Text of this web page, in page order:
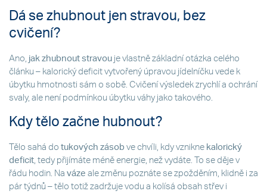
Dá se zhubnout jen stravou, bez
cvičení?
Ano, jak zhubnout stravou je vlastně základní otázka celého
článku – kalorický deficit vytvořený úpravou jídelníčku vede k
úbytku hmotnosti sám o sobě. Cvičení výsledek zrychlí a ochrání
svaly, ale není podmínkou úbytku váhy jako takového.
Kdy tělo začne hubnout?
Tělo sahá do tukových zásob ve chvíli, kdy vznikne kalorický
deficit , tedy přijímáte méně energie, než vydáte. To se děje v
řádu hodin. Na váze ale změnu poznáte se zpožděním, klidně i za
pár týdnů – tělo totiž zadržuje vodu a kolísá obsah střev i